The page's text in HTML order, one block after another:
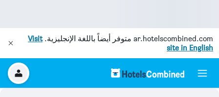
ar.hotelscombined.com متوفر أيضاً باللغة الإنجليزية.Visit
site in English